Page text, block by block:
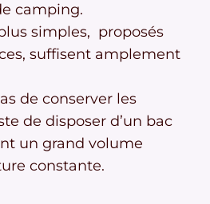
camping.
simples, proposés
suffisent amplement
de conserver les
de disposer d’un bac
un grand volume
constante.